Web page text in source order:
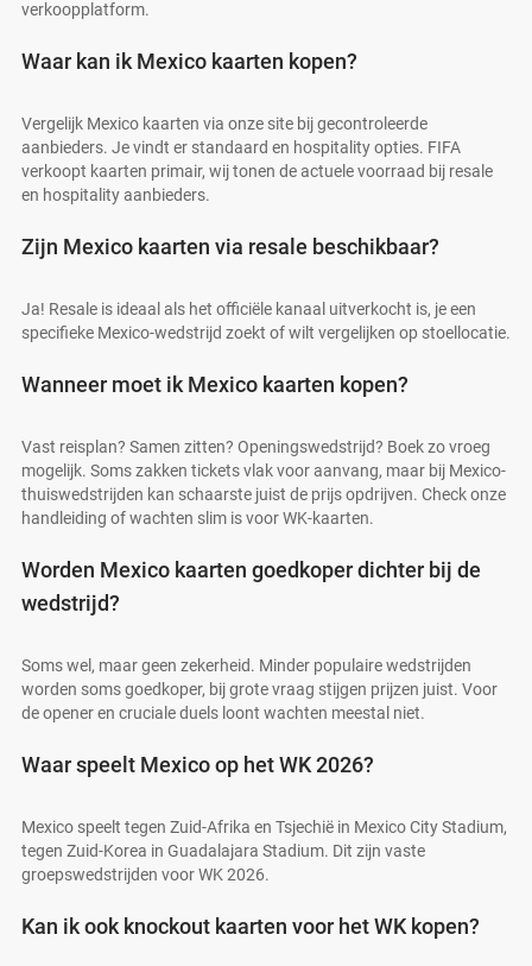
verkoopplatform.
Waar kan ik Mexico kaarten kopen?
Vergelijk Mexico kaarten via onze site bij gecontroleerde
aanbieders. Je vindt er standaard en hospitality opties. FIFA
verkoopt kaarten primair, wij tonen de actuele voorraad bij resale
en hospitality aanbieders.
Zijn Mexico kaarten via resale beschikbaar?
Ja! Resale is ideaal als het officiële kanaal uitverkocht is, je een
specifieke Mexico-wedstrijd zoekt of wilt vergelijken op stoellocatie.
Wanneer moet ik Mexico kaarten kopen?
Vast reisplan? Samen zitten? Openingswedstrijd? Boek zo vroeg
mogelijk. Soms zakken tickets vlak voor aanvang, maar bij Mexico-
thuiswedstrijden kan schaarste juist de prijs opdrijven. Check onze
handleiding of wachten slim is voor WK-kaarten.
Worden Mexico kaarten goedkoper dichter bij de
wedstrijd?
Soms wel, maar geen zekerheid. Minder populaire wedstrijden
worden soms goedkoper, bij grote vraag stijgen prijzen juist. Voor
de opener en cruciale duels loont wachten meestal niet.
Waar speelt Mexico op het WK 2026?
Mexico speelt tegen Zuid-Afrika en Tsjechië in Mexico City Stadium,
tegen Zuid-Korea in Guadalajara Stadium. Dit zijn vaste
groepswedstrijden voor WK 2026.
Kan ik ook knockout kaarten voor het WK kopen?